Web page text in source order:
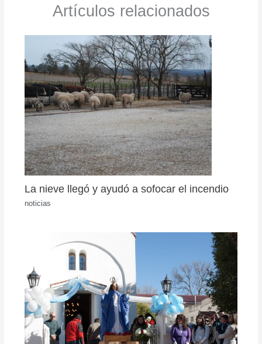
Artículos relacionados
La nieve llegó y ayudó a sofocar el incendio
noticias